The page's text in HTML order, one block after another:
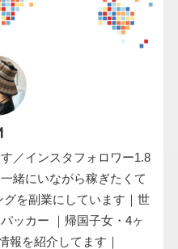
／インスタフォロワー1.8
緒にいながら稼ぎたくて
を副業にしています｜世
ッカー ｜帰国子女・4ヶ
報を紹介してます｜